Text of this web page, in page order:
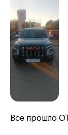
Все прошло